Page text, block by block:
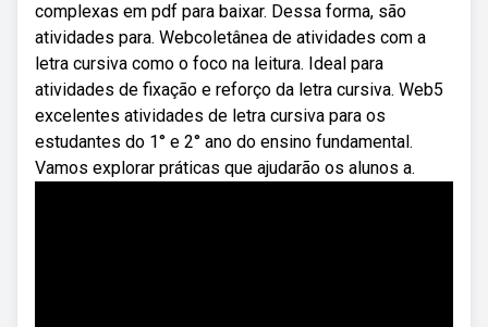
complexas em pdf para baixar. Dessa forma, são
atividades para. Webcoletânea de atividades com a
letra cursiva como o foco na leitura. Ideal para
atividades de fixação e reforço da letra cursiva. Web5
excelentes atividades de letra cursiva para os
estudantes do 1° e 2° ano do ensino fundamental.
Vamos explorar práticas que ajudarão os alunos a.